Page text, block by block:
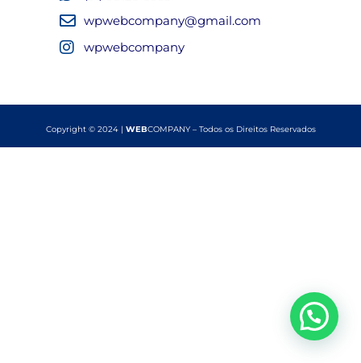
wpwebcompany@gmail.com
wpwebcompany
Copyright © 2024 | WEBCOMPANY – Todos os Direitos Reservados